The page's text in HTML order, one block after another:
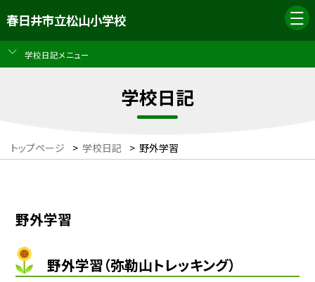
春日井市立松山小学校
学校日記メニュー
学校日記
トップページ > 学校日記 > 野外学習
野外学習
野外学習（弥勒山トレッキング）